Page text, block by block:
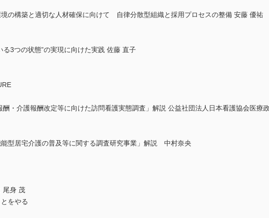
の構築と適切な人材確保に向けて 自律分散型組織と採用プロセスの整備 安藤 優祐
る3つの状態”の実現に向けた実践 佐藤 直子
酬・介護報酬改定等に向けた訪問看護実態調査」解説 公益社団法人日本看護協会医療
能型居宅介護の普及等に関する調査研究事業」解説 中村奈央
尾身 茂
をやる